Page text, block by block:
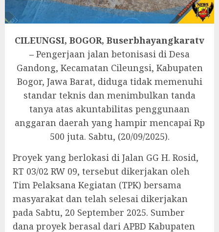
CILEUNGSI, BOGOR, Buserbhayangkaratv
– Pengerjaan jalan betonisasi di Desa
Gandong, Kecamatan Cileungsi, Kabupaten
Bogor, Jawa Barat, diduga tidak memenuhi
standar teknis dan menimbulkan tanda
tanya atas akuntabilitas penggunaan
anggaran daerah yang hampir mencapai Rp
500 juta. Sabtu, (20/09/2025).
Proyek yang berlokasi di Jalan GG H. Rosid,
RT 03/02 RW 09, tersebut dikerjakan oleh
Tim Pelaksana Kegiatan (TPK) bersama
masyarakat dan telah selesai dikerjakan
pada Sabtu, 20 September 2025. Sumber
dana proyek berasal dari APBD Kabupaten